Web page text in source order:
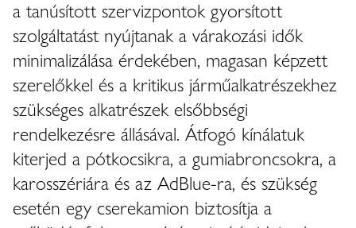
a tanúsított szervizpontok gyorsított
szolgáltatást nyújtanak a várakozási idők
minimalizálása érdekében, magasan képzett
szerelőkkel és a kritikus járműalkatrészekhez
szükséges alkatrészek elsőbbségi
rendelkezésre állásával. Átfogó kínálatuk
kiterjed a pótkocsikra, a gumiabroncsokra, a
karosszériára és az AdBlue-ra, és szükség
esetén egy cserekamion biztosítja a